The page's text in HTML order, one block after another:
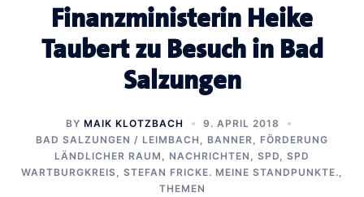
Finanzministerin Heike
Taubert zu Besuch in Bad
Salzungen
BY MAIK KLOTZBACH
9. APRIL 2018
BAD SALZUNGEN / LEIMBACH
BANNER
FÖRDERUNG
LÄNDLICHER RAUM
NACHRICHTEN SPD
SPD
WARTBURGKREIS
STEFAN FRICKE. MEINE STANDPUNKTE.
THEMEN